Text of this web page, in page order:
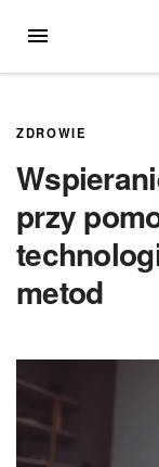
MENU
ZDROWIE
przy
metod